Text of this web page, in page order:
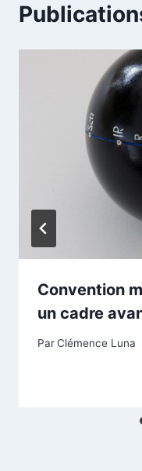
Convention
un cadre
ParClémence Luna